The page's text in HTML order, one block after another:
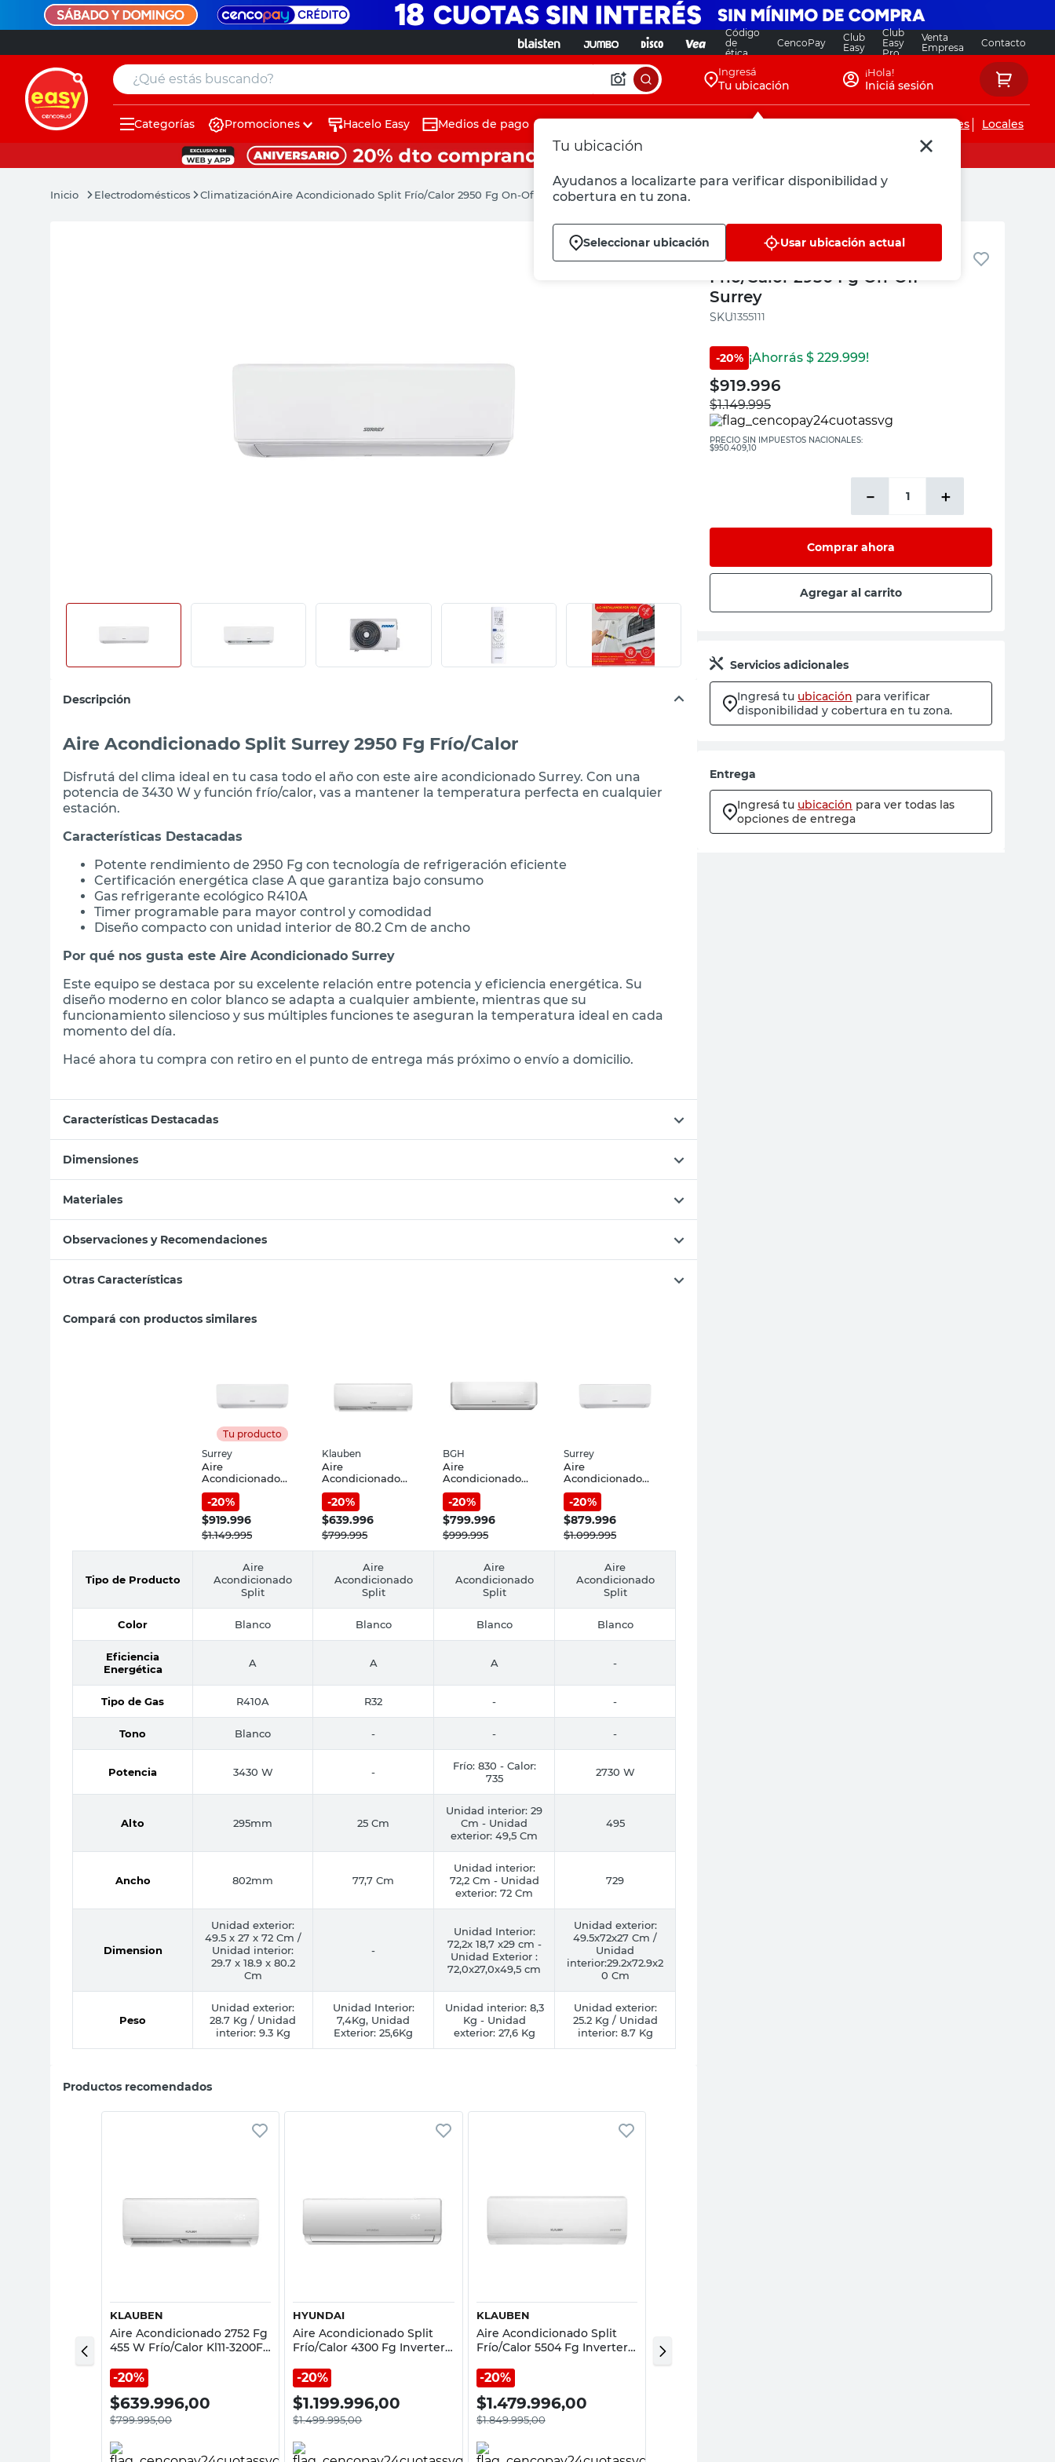
Código
de
ética
CencoPay
Club
Easy
Club
Easy
Pro
Venta
Empresa
Contacto
¿Qué estás buscando? Ingresá
Tu ubicación
Tu ubicación
Ayudanos a localizarte para verificar disponibilidad y
cobertura en tu zona.
Seleccionar ubicación Usar ubicación actual
¡Hola!
Iniciá sesión
Categorías Promociones Hacelo Easy Medios de pago Servicios de instalaciones Locales
Electrodomésticos ClimatizaciónAire Acondicionado Split Frío/Calor 2950 Fg On-Off Surrey
Descripción
Aire Acondicionado Split Surrey 2950 Fg Frío/Calor
Disfrutá del clima ideal en tu casa todo el año con este aire acondicionado Surrey. Con una
potencia de 3430 W y función frío/calor, vas a mantener la temperatura perfecta en cualquier
estación.
Características Destacadas
Potente rendimiento de 2950 Fg con tecnología de refrigeración eficiente
Certificación energética clase A que garantiza bajo consumo
Gas refrigerante ecológico R410A
Timer programable para mayor control y comodidad
Diseño compacto con unidad interior de 80.2 Cm de ancho
Por qué nos gusta este Aire Acondicionado Surrey
Este equipo se destaca por su excelente relación entre potencia y eficiencia energética. Su
diseño moderno en color blanco se adapta a cualquier ambiente, mientras que su
funcionamiento silencioso y sus múltiples funciones te aseguran la temperatura ideal en cada
momento del día.
Hacé ahora tu compra con retiro en el punto de entrega más próximo o envío a domicilio.
Características Destacadas
Dimensiones
Materiales
Observaciones y Recomendaciones
Otras Características
Compará con productos similares
Tu producto
Surrey
Aire
Acondicionado
Split Frío/Calor
2950 Fg On-Off
Surrey
-20%
$919.996
$1.149.995
Klauben
Aire
Acondicionado
2752 Fg 455 W
Frío/Calor Kl11-
3200Fc Klauben
-20%
$639.996
$799.995
BGH
Aire
Acondicionado
Split Frío/Calor
2300 Fg On-Off
BS26WCCR BGH
-20%
$799.996
$999.995
Surrey
Aire
Acondicionado
Split Frío/Calor
2348 Fg On-Off
Surrey
-20%
$879.996
$1.099.995
Tipo de Producto
Aire
Acondicionado
Split
Aire
Acondicionado
Split
Aire
Acondicionado
Split
Aire
Acondicionado
Split
Color Blanco Blanco Blanco Blanco
Eficiencia
Energética
A A A -
Tipo de Gas R410A R32 - -
Tono Blanco - - -
Potencia 3430 W -
Frío: 830 - Calor:
735
2730 W
Alto 295mm 25 Cm
Unidad interior: 29
Cm - Unidad
exterior: 49,5 Cm
495
Ancho 802mm 77,7 Cm
Unidad interior:
72,2 Cm - Unidad
exterior: 72 Cm
729
Dimension
Unidad exterior:
49.5 x 27 x 72 Cm /
Unidad interior:
29.7 x 18.9 x 80.2
Cm
-
Unidad Interior:
72,2x 18,7 x29 cm -
Unidad Exterior :
72,0x27,0x49,5 cm
Unidad exterior:
49.5x72x27 Cm /
Unidad
interior:29.2x72.9x2
0 Cm
Peso
Unidad exterior:
28.7 Kg / Unidad
interior: 9.3 Kg
Unidad Interior:
7,4Kg, Unidad
Exterior: 25,6Kg
Unidad interior: 8,3
Kg - Unidad
exterior: 27,6 Kg
Unidad exterior:
25.2 Kg / Unidad
interior: 8.7 Kg
Productos recomendados
KLAUBEN
Aire Acondicionado 2752 Fg
455 W Frío/Calor Kl11-3200Fc
20%
$639.996,00
$799.995,00
HYUNDAI
Aire Acondicionado Split
Frío/Calor 4300 Fg Inverter
20%
$1.199.996,00
$1.499.995,00
KLAUBEN
Aire Acondicionado Split
Frío/Calor 5504 Fg Inverter
20%
$1.479.996,00
$1.849.995,00
Frío/Calor 2752 Fg Inverter
HY11INV-3200FCW Hyunday
Aire Acondicionado Split
Frío/Calor 2950 Fg On-Off
Surrey
:1355111
-20% ¡Ahorrás $ 229.999!
$919.996
$1.149.995
PRECIO SIN IMPUESTOS NACIONALES:
$950.409,10
＋
－
Comprar ahora
Agregar al carrito
Servicios adicionales
Ingresá tu ubicación para verificar
disponibilidad y cobertura en tu zona.
Entrega
Ingresá tu ubicación para ver todas las
opciones de entrega
muebles